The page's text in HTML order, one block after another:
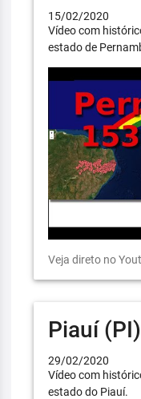
15/02/2020
Vídeo com
estado de
Veja direto no
Piauí (PI)
29/02/2020
Vídeo com
estado do Piauí.